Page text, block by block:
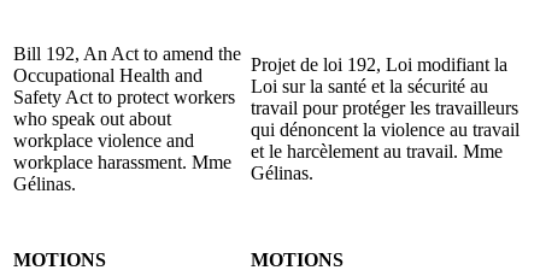
Bill 192, An Act to amend the
Occupational Health and
Safety Act to protect workers
who speak out about
workplace violence and
workplace harassment. Mme
Gélinas.
Projet de loi 192, Loi modifiant la
Loi sur la santé et la sécurité au
travail pour protéger les travailleurs
qui dénoncent la violence au travail
et le harcèlement au travail. Mme
Gélinas.
MOTIONS MOTIONS